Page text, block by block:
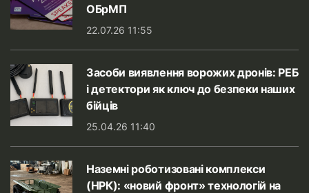
ОБрМП
22.07.26 11:55
Засоби виявлення ворожих дронів: РЕБ
і детектори як ключ до безпеки наших
бійців
25.04.26 11:40
Наземні роботизовані комплекси
(НРК): «новий фронт» технологій на